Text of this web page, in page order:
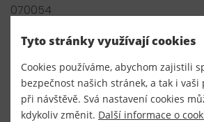
070054
Výrobce
Dodavatel
TKACZIK s.r.o.
Tyto stránky využívají cookies
Cookies používáme, abychom zajistili
bezpečnost našich stránek, a tak i
při návštěvě. Svá nastavení cookies
kdykoliv změnit. Další informace o